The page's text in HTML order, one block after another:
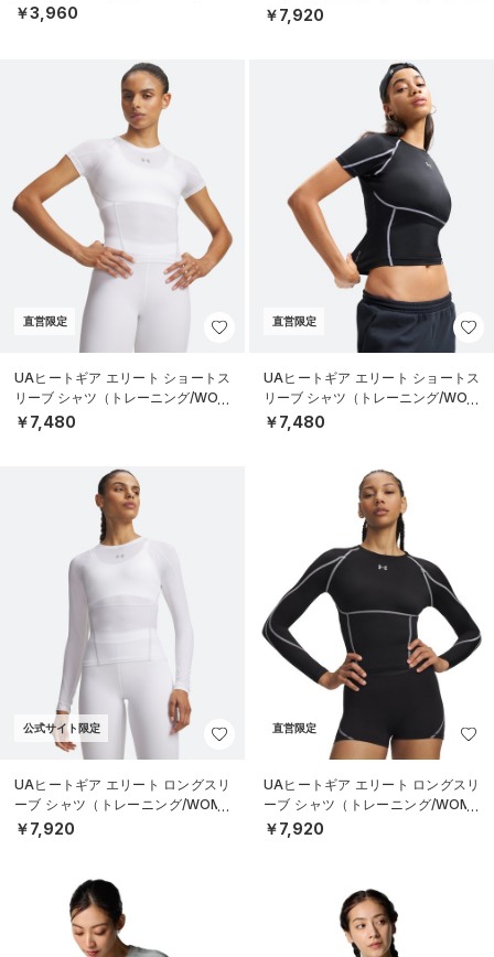
￥3,960
（トレーニング/WOMEN）
￥7,920
直営限定
UAヒートギア エリート ショートス
リーブ シャツ（トレーニング/WOM
EN）
￥7,480
直営限定
UAヒートギア エリート ショートス
リーブ シャツ（トレーニング/WOM
EN）
￥7,480
公式サイト限定
UAヒートギア エリート ロングスリ
ーブ シャツ（トレーニング/WOME
N）
￥7,920
直営限定
UAヒートギア エリート ロングスリ
ーブ シャツ（トレーニング/WOME
N）
￥7,920